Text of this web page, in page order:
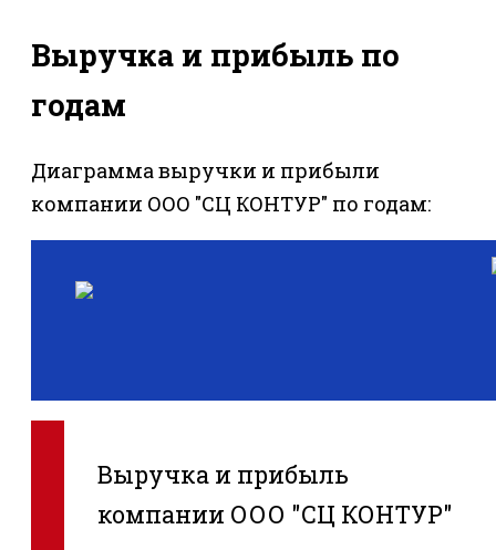
Выручка и прибыль по
годам
Диаграмма выручки и прибыли
компании ООО "СЦ КОНТУР" по годам:
Выручка и прибыль
компании ООО "СЦ КОНТУР"